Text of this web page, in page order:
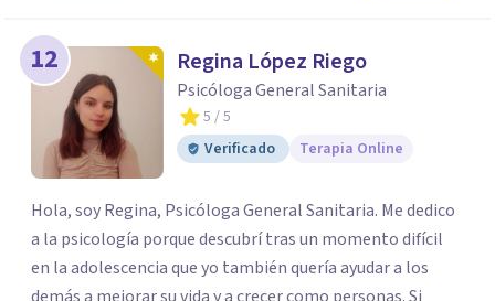
12 Regina López Riego
Psicóloga General Sanitaria
5 / 5
Verificado
Terapia Online
Hola, soy Regina, Psicóloga General Sanitaria. Me dedico
a la psicología porque descubrí tras un momento difícil
en la adolescencia que yo también quería ayudar a los